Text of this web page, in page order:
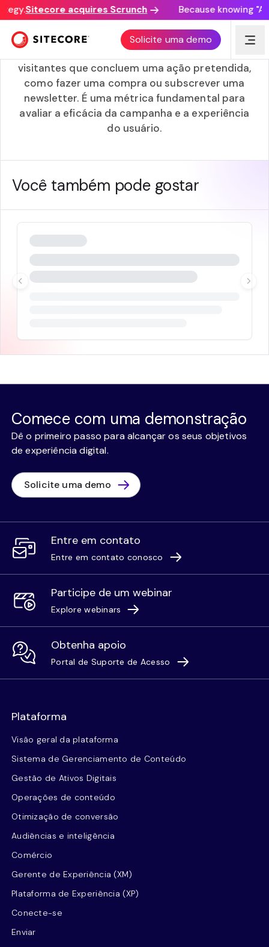
Sitecore acquires Scrunch Because knowing
Solicite uma demo
Taxa de Conversão
A taxa de conversão é a percentagem de
visitantes que concluem uma ação pretendida,
como fazer uma compra ou subscrever uma
newsletter. É uma métrica fundamental para
avaliar a eficácia da campanha e a experiência
do usuário.
Você também pode gostar
Comece com uma demonstração
Dê o primeiro passo para alcançar os seus objetivos
de experiência digital.
Solicite uma demo
Entre em contato
Entre em contato conosco
Participe de um webinar
Explore webinars
Obtenha apoio
Portal de Suporte de Acesso
Plataforma
Visão geral da plataforma
Sistema de Gerenciamento de Conteúdo
Gestão de Ativos Digitais
Operações de conteúdo
Otimização de conversão
Audiências e inteligência
Comércio
Gerente de Experiência (XM)
Plataforma de Experiência (XP)
Conecte-se
Enviar